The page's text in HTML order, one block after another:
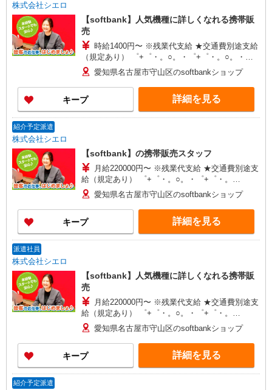
株式会社シエロ
【softbank】人気機種に詳しくなれる携帯販
売
時給1400円〜 ※残業代支給 ★交通費別途支給
（規定あり） ゜+゜・。○。・゜+゜・。○。・゜
+゜ 入社祝い金10万円支給(規定有) お友達を紹介
頂くと, インセンティブ支給(規定有) ★月2回払
い・週払い可能（規程有）★ ゜・。○。・゜
+゜・。○。・゜+゜
愛知県名古屋市守山区のsoftbankショップ
キープ 詳細を見る
紹介予定派遣
株式会社シエロ
【softbank】の携帯販売スタッフ
月給220000円〜 ※残業代支給 ★交通費別途支
給（規定あり） ゜+゜・。○。・゜+゜・。
○。・゜+゜ 入社祝い金10万円支給(規定有) お友達
を紹介頂くと, インセンティブ支給(規定有) ゜・。
○。・゜+゜・。○。・゜+゜
愛知県名古屋市守山区のsoftbankショップ
キープ 詳細を見る
派遣社員
株式会社シエロ
【softbank】人気機種に詳しくなれる携帯販
売
月給220000円〜 ※残業代支給 ★交通費別途支
給（規定あり） ゜+゜・。○。・゜+゜・。
○。・゜+゜ 入社祝い金10万円支給(規定有) お友達
を紹介頂くと, インセンティブ支給(規定有) ゜・。
○。・゜+゜・。○。・゜+゜
愛知県名古屋市守山区のsoftbankショップ
キープ 詳細を見る
紹介予定派遣